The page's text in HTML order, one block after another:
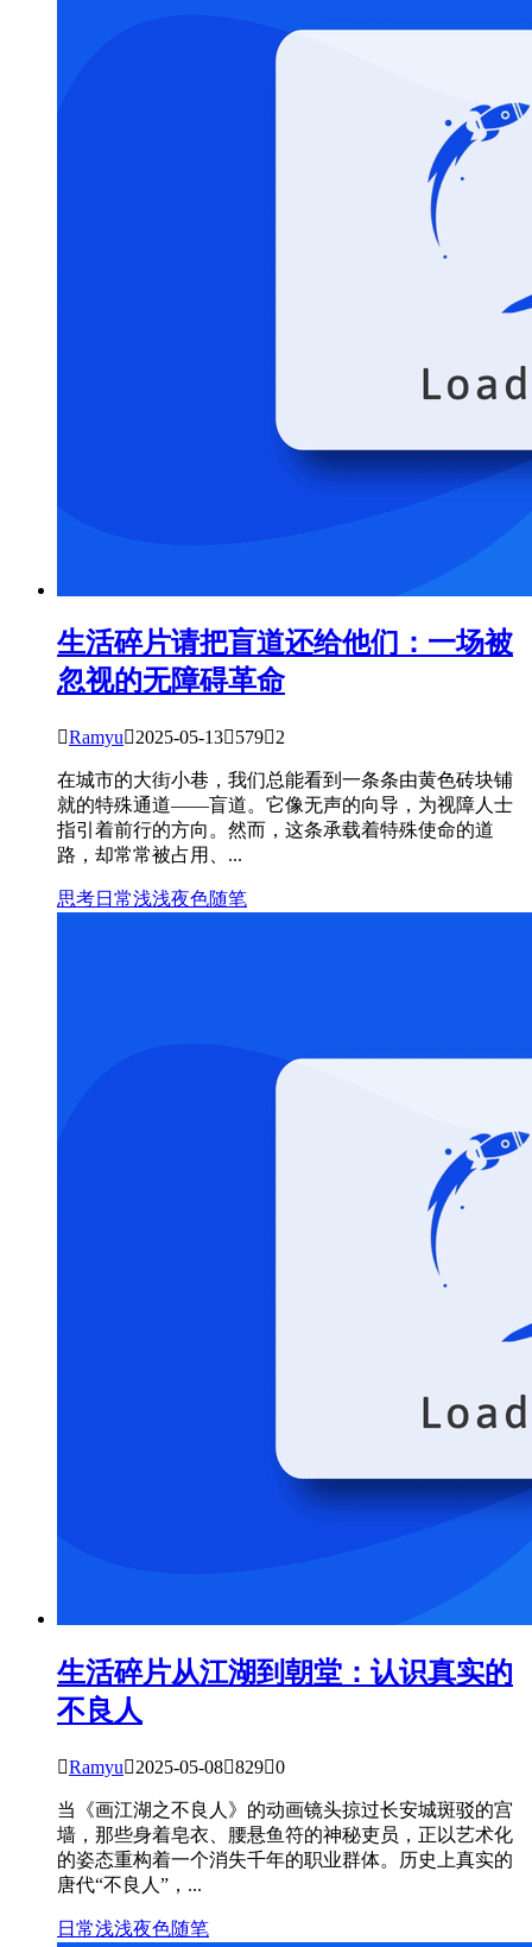
生活碎片请把盲道还给他们：一场被
忽视的无障碍革命
Ramyu2025-05-135792
在城市的大街小巷，我们总能看到一条条由黄色砖块铺
就的特殊通道——盲道。它像无声的向导，为视障人士
指引着前行的方向。然而，这条承载着特殊使命的道
路，却常常被占用、...
思考日常浅浅夜色随笔
生活碎片从江湖到朝堂：认识真实的
不良人
Ramyu2025-05-088290
当《画江湖之不良人》的动画镜头掠过长安城斑驳的宫
墙，那些身着皂衣、腰悬鱼符的神秘吏员，正以艺术化
的姿态重构着一个消失千年的职业群体。历史上真实的
唐代“不良人”，...
日常浅浅夜色随笔